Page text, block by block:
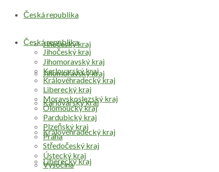
Česká republika
Jihočeský kraj
Jihomoravský kraj
Karlovarský kraj
Královéhradecký kraj
Liberecký kraj
Česká republika
Jihočeský kraj
Jihomoravský kraj
Karlovarský kraj
Královéhradecký kraj
Liberecký kraj
Moravskoslezský kraj
Olomoucký kraj
Pardubický kraj
Plzeňský kraj
Praha
Středočeský kraj
Ústecký kraj
Vysočina